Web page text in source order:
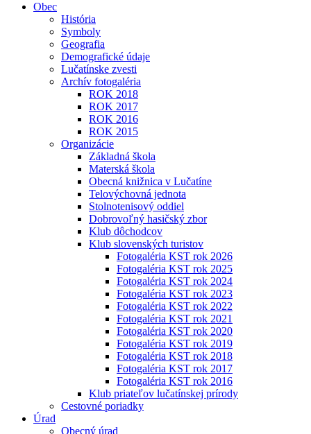
Obec
História
Symboly
Geografia
Demografické údaje
Lučatínske zvesti
Archív fotogaléria
ROK 2018
ROK 2017
ROK 2016
ROK 2015
Organizácie
Základná škola
Materská škola
Obecná knižnica v Lučatíne
Telovýchovná jednota
Stolnotenisový oddiel
Dobrovoľný hasičský zbor
Klub dôchodcov
Klub slovenských turistov
Fotogaléria KST rok 2026
Fotogaléria KST rok 2025
Fotogaléria KST rok 2024
Fotogaléria KST rok 2023
Fotogaléria KST rok 2022
Fotogaléria KST rok 2021
Fotogaléria KST rok 2020
Fotogaléria KST rok 2019
Fotogaléria KST rok 2018
Fotogaléria KST rok 2017
Fotogaléria KST rok 2016
Klub priateľov lučatínskej prírody
Cestovné poriadky
Úrad
Obecný úrad